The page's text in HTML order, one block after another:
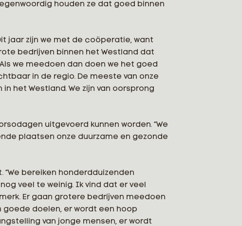
houden ze dat goed binnen
jaar zijn we met de coöperatie, want
bedrijven binnen het Westland dat
we meedoen dan doen we het goed
in de regio. De meeste van onze
het Westland. We zijn van oorsprong
uitgevoerd kunnen worden. “We
plaatsen onze duurzame en gezonde
bereiken honderdduizenden
veel te weinig. Ik vind dat er veel
Er gaan grotere bedrijven meedoen
goede doelen, er wordt een hoop
van jonge mensen, er wordt